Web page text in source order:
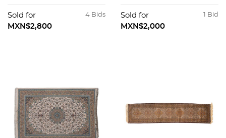
detalles de pisada de
elefante.
4 Bids
Sold for
MXN$2,800
Decorado con
elementos naturales.
1 Bid
Sold for
MXN$2,000